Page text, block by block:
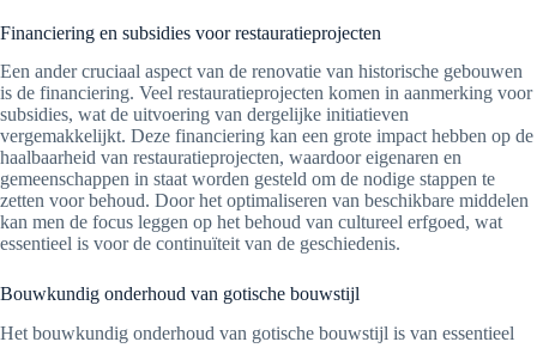
Financiering en subsidies voor restauratieprojecten
Een ander cruciaal aspect van de renovatie van historische gebouwen
is de financiering. Veel restauratieprojecten komen in aanmerking voor
subsidies, wat de uitvoering van dergelijke initiatieven
vergemakkelijkt. Deze financiering kan een grote impact hebben op de
haalbaarheid van restauratieprojecten, waardoor eigenaren en
gemeenschappen in staat worden gesteld om de nodige stappen te
zetten voor behoud. Door het optimaliseren van beschikbare middelen
kan men de focus leggen op het behoud van cultureel erfgoed, wat
essentieel is voor de continuïteit van de geschiedenis.
Bouwkundig onderhoud van gotische bouwstijl
Het bouwkundig onderhoud van gotische bouwstijl is van essentieel